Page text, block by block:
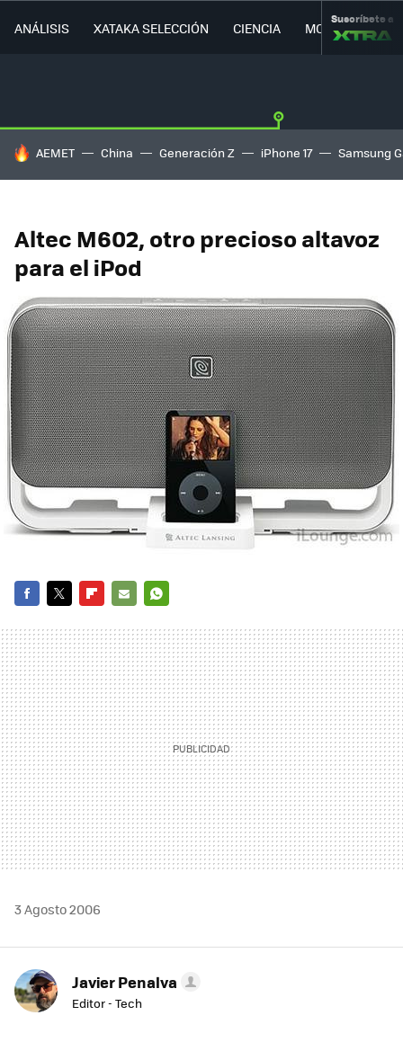
ANÁLISIS XATAKA SELECCIÓN CIENCIA MOVILIDAD
Suscríbete a
HOY SE HABLA DE
AEMET China Generación Z iPhone 17 Samsung
Altec M602, otro precioso altavoz
para el iPod
MAIL
3 Agosto 2006
Javier Penalva
Editor - Tech